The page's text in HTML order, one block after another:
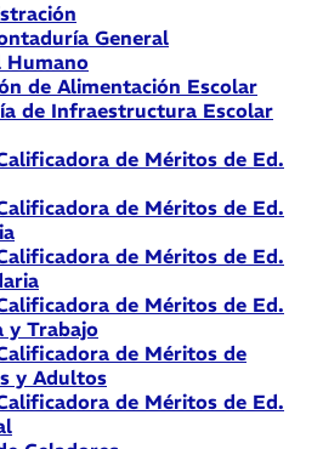
General
Humano
de Alimentación Escolar
de Infraestructura Escolar
de Méritos de Ed.
de Méritos de Ed.
de Méritos de Ed.
de Méritos de Ed.
y Trabajo
de Méritos de
y Adultos
de Méritos de Ed.